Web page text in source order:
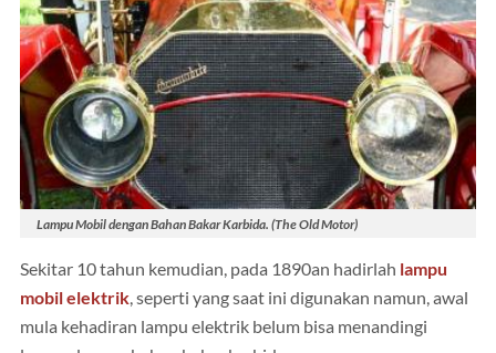
Lampu Mobil dengan Bahan Bakar Karbida. (The Old Motor)
Sekitar 10 tahun kemudian, pada 1890an hadirlah lampu
mobil elektrik, seperti yang saat ini digunakan namun, awal
mula kehadiran lampu elektrik belum bisa menandingi